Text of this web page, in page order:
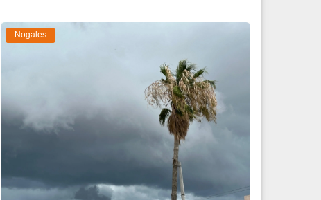
Nogales
Piden evitar arroyos y vialidades de riesgo
ante pronós...